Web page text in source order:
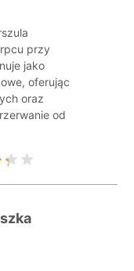
przy
jako
oferując
oraz
od